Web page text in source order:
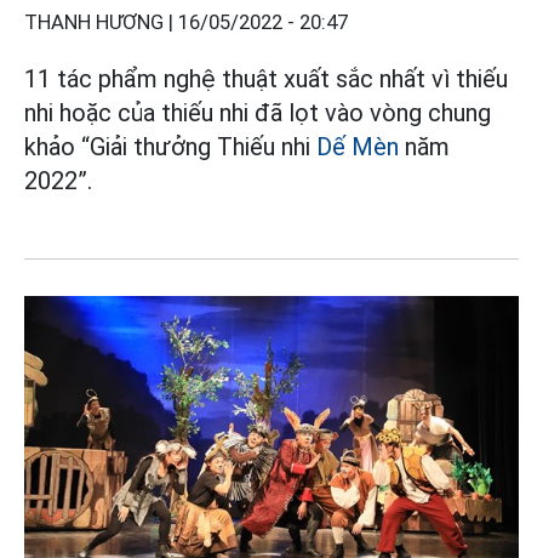
THANH HƯƠNG | 16/05/2022 - 20:47
11 tác phẩm nghệ thuật xuất sắc nhất vì thiếu
nhi hoặc của thiếu nhi đã lọt vào vòng chung
khảo “Giải thưởng Thiếu nhi Dế Mèn năm
2022”.